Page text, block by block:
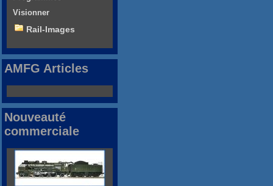
Visionner
Rail-Images
AMFG Articles
Nouveauté
commerciale